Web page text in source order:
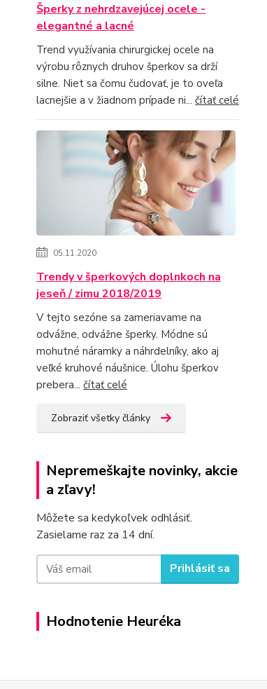
Šperky z nehrdzavejúcej ocele -
elegantné a lacné
Trend využívania chirurgickej ocele na
výrobu rôznych druhov šperkov sa drží
silne. Niet sa čomu čudovať, je to oveľa
lacnejšie a v žiadnom prípade ni... čítať celé
05.11.2020
Trendy v šperkových doplnkoch na
jeseň / zimu 2018/2019
V tejto sezóne sa zameriavame na
odvážne, odvážne šperky. Módne sú
mohutné náramky a náhrdelníky, ako aj
veľké kruhové náušnice. Úlohu šperkov
prebera... čítať celé
Zobraziť všetky články
Nepremeškajte novinky, akcie
a zľavy!
Môžete sa kedykoľvek odhlásiť.
Zasielame raz za 14 dní.
Prihlásiť sa
Hodnotenie Heuréka